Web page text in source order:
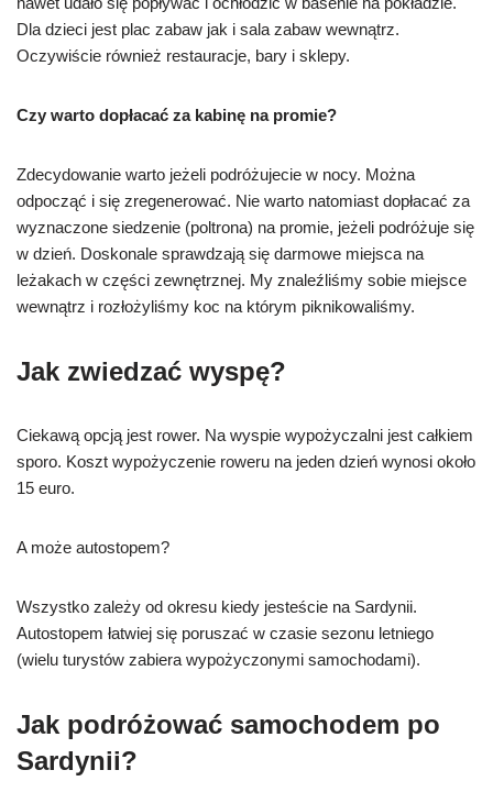
Dla dzieci jest plac zabaw jak i sala zabaw wewnątrz.
Oczywiście również restauracje, bary i sklepy.
Czy warto dopłacać za kabinę na promie?
Zdecydowanie warto jeżeli podróżujecie w nocy. Można
odpocząć i się zregenerować. Nie warto natomiast dopłacać za
wyznaczone siedzenie (poltrona) na promie, jeżeli podróżuje się
w dzień. Doskonale sprawdzają się darmowe miejsca na
leżakach w części zewnętrznej. My znaleźliśmy sobie miejsce
wewnątrz i rozłożyliśmy koc na którym piknikowaliśmy.
Jak zwiedzać wyspę?
Ciekawą opcją jest rower. Na wyspie wypożyczalni jest całkiem
sporo. Koszt wypożyczenie roweru na jeden dzień wynosi około
15 euro.
A może autostopem?
Wszystko zależy od okresu kiedy jesteście na Sardynii.
Autostopem łatwiej się poruszać w czasie sezonu letniego
(wielu turystów zabiera wypożyczonymi samochodami).
Jak podróżować samochodem po
Sardynii?